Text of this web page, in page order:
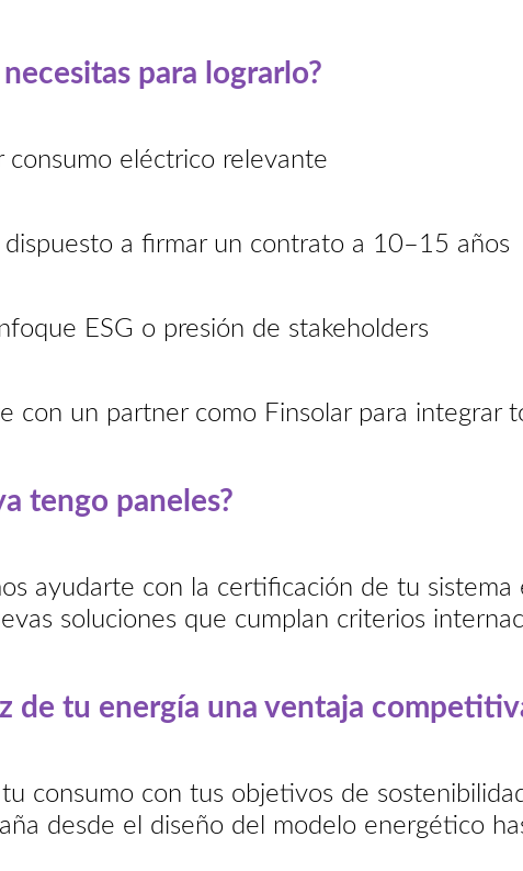
para lograrlo?
consumo eléctrico relevante
dispuesto a firmar un contrato a 10–15 años
ESG o presión de stakeholders
con un partner como Finsolar para integrar
tengo paneles?
ayudarte con la certificación de tu
soluciones que cumplan criterios
de tu energía una ventaja
consumo con tus objetivos de
desde el diseño del modelo energético